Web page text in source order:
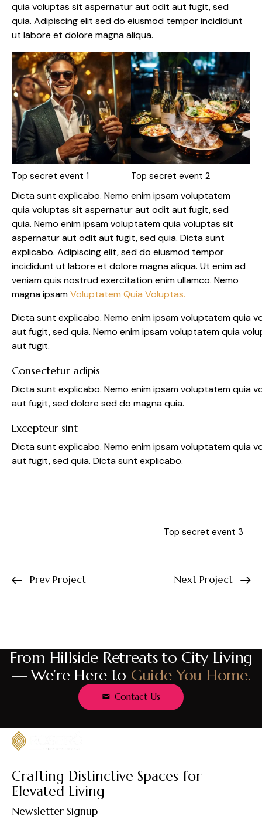
quia voluptas sit aspernatur aut odit aut fugit, sed
quia. Adipiscing elit sed do eiusmod tempor incididunt
ut labore et dolore magna aliqua.
Top secret event 1 Top secret event 2
Dicta sunt explicabo. Nemo enim ipsam voluptatem
quia voluptas sit aspernatur aut odit aut fugit, sed
quia. Nemo enim ipsam voluptatem quia voluptas sit
aspernatur aut odit aut fugit, sed quia. Dicta sunt
explicabo. Adipiscing elit, sed do eiusmod tempor
incididunt ut labore et dolore magna aliqua. Ut enim ad
veniam quis nostrud exercitation enim ullamco. Nemo
magna ipsamVoluptatem Quia Voluptas.
Dicta sunt explicabo. Nemo enim ipsam voluptatem quia
aut fugit, sed quia. Nemo enim ipsam voluptatem quia
aut fugit.
Consectetur adipis
Dicta sunt explicabo. Nemo enim ipsam voluptatem quia
aut fugit, sed dolore sed do magna quia.
Excepteur sint
Dicta sunt explicabo. Nemo enim ipsam voluptatem quia
aut fugit, sed quia. Dicta sunt explicabo.
Top secret event 3
Prev Project Next Project
From Hillside Retreats to City Living
— We’re Here to Guide You Home.
Contact Us
Crafting Distinctive Spaces for
Elevated Living
Newsletter Signup